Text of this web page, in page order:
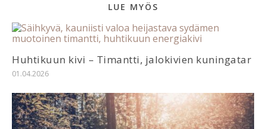
LUE MYÖS
Huhtikuun kivi – Timantti, jalokivien kuningatar
01.04.2026